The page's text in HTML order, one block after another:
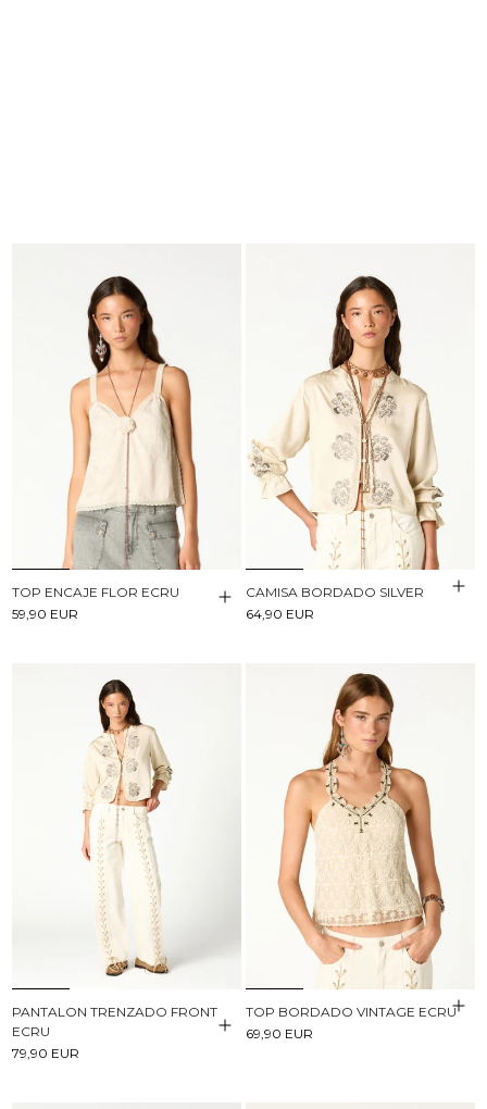
TOP ENCAJE FLOR ECRU
59,90 EUR
CAMISA BORDADO SILVER
64,90 EUR
PANTALON TRENZADO FRONT
ECRU
79,90 EUR
TOP BORDADO VINTAGE ECRU
69,90 EUR